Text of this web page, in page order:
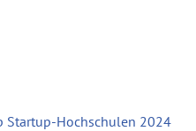
Startup-Hochschulen 2024